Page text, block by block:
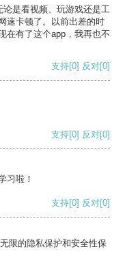
是看视频、玩游戏还是工
速卡顿了。以前出差的时
在有了这个app，我再也不
支持[0] 反对[0]
支持[0] 反对[0]
习啦！
支持[0] 反对[0]
限的隐私保护和安全性保